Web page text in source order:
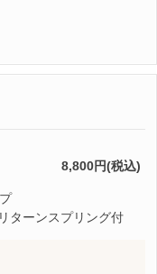
8,800円(税込)
ターンスプリング付